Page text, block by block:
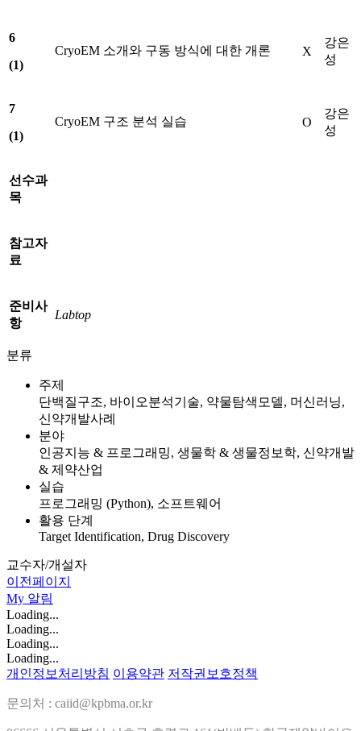
6
(1)
CryoEM 소개와 구동 방식에 대한 개론 X
강은
성
7
(1)
CryoEM 구조 분석 실습 O
강은
성
선수과
목
참고자
료
준비사
항
Labtop
분류
주제
단백질구조, 바이오분석기술, 약물탐색모델, 머신러닝,
신약개발사례
분야
인공지능 & 프로그래밍, 생물학 & 생물정보학, 신약개발
& 제약산업
실습
프로그래밍 (Python), 소프트웨어
활용 단계
Target Identification, Drug Discovery
교수자/개설자
이전페이지
My 알림
Loading...
Loading...
Loading...
Loading...
개인정보처리방침 이용약관 저작권보호정책
문의처 : caiid@kpbma.or.kr